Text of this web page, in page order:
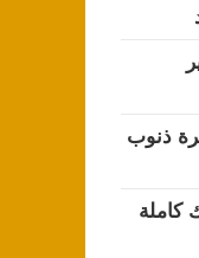
ذنوب
كاملة